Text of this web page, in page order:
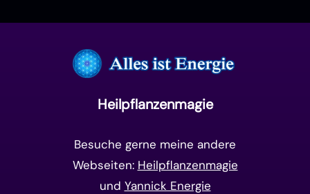
Unterbewusstsein
Heilpflanzenmagie
Besuche gerne meine andere
Webseiten: Heilpflanzenmagie
und Yannick Energie